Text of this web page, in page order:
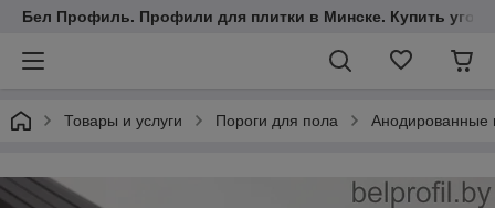
Бел Профиль. Профили для плитки в Минске. Купить
Товары и услуги Пороги для пола Анодированные